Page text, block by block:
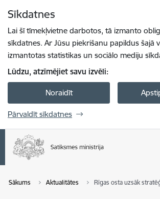
Sīkdatnes
Lai šī tīmekļvietne darbotos, tā izmanto
sīkdatnes. Ar Jūsu piekrišanu papildus šajā
izmantotas statistikas un sociālo mediju
Lūdzu, atzīmējiet savu izvēli:
Noraidīt
Pārvaldīt sīkdatnes
Sākums Aktualitātes Rīgas osta uzsāk